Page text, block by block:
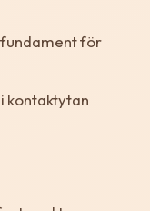
för
kontaktytan